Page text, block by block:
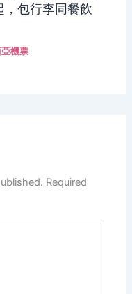
包行李同餐飲
機票
Required